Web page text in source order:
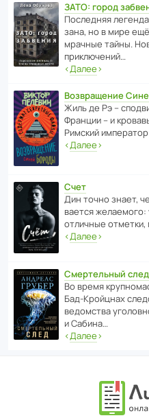
ЗАТО: город
После­дняя
зана, но в мире
мрачные тайны.
приключений…
‹Далее›
Возвращение
Жиль де Рэ –
Франции – и
Римский
‹Далее›
Счет
Дин точно знает,
ва­ется жела­е­мого:
отли­чные отметки,
‹Далее›
Смертельный след
Во время
Бад‑Крой­цнах
ведомства
и Сабина…
‹Далее›